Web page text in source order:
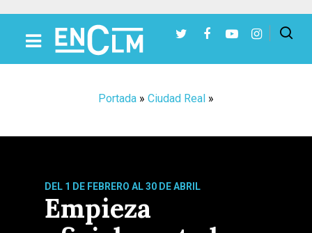
Portada » Ciudad Real »
DEL 1 DE FEBRERO AL 30 DE ABRIL
Empieza